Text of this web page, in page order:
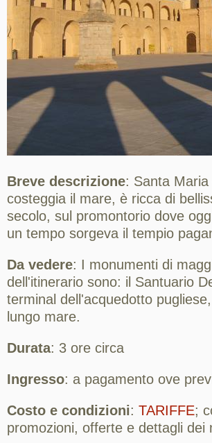
Breve descrizione: Santa
costeggia il mare, è ricca di
secolo, sul promontorio dove
un tempo sorgeva il tempio
Da vedere: I monumenti di
dell'itinerario sono: il Santuario
terminal dell'acquedotto
lungo mare.
Durata: 3 ore circa
Ingresso: a pagamento ove
Costo e condizioni: TARIFFE;
promozioni, offerte e dettagli dei